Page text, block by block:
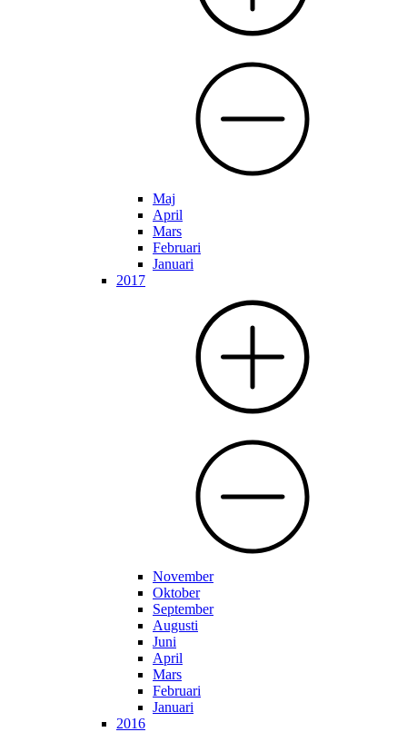
Maj
April
Mars
Februari
Januari
2017
November
Oktober
September
Augusti
Juni
April
Mars
Februari
Januari
2016